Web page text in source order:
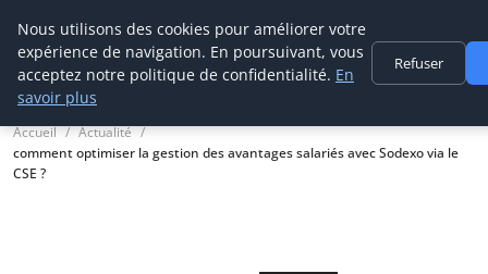
Prospection Pro
Accueil
Actualité
comment optimiser la gestion des avantages salariés avec Sodexo via le
CSE ?
Nous utilisons des cookies pour améliorer votre
expérience de navigation. En poursuivant, vous
acceptez notre politique de confidentialité. En
savoir plus
Refuser